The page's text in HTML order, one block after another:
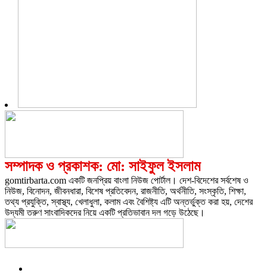
সম্পাদক ও প্রকাশক: মো: সাইফুল ইসলাম
gomtirbarta.com একটি জনপ্রিয় বাংলা নিউজ পোর্টাল। দেশ-বিদেশের সর্বশেষ ও
নিউজ, বিনোদন, জীবনধারা, বিশেষ প্রতিবেদন, রাজনীতি, অর্থনীতি, সংস্কৃতি, শিক্ষা,
তথ্য প্রযুক্তি, স্বাস্থ্য, খেলাধুলা, কলাম এবং বৈশিষ্ট্য এটি অন্তর্ভুক্ত করা হয়, দেশের
উদ্যমী তরুণ সাংবাদিকদের নিয়ে একটি প্রতিভাবান দল গড়ে উঠেছে।